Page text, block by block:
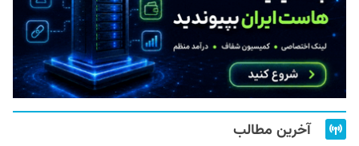
آخرین مطالب